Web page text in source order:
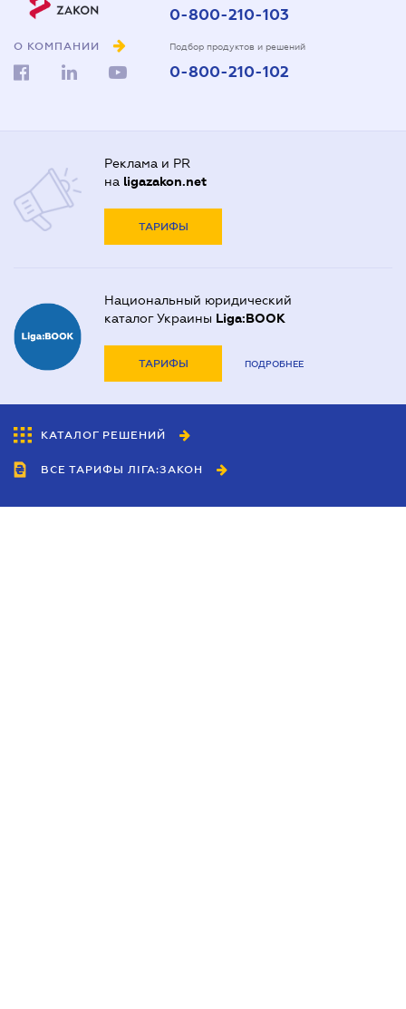
О КОМПАНИИ
0-800-210-103
Подбор продуктов и решений
0-800-210-102
Реклама и PR
на ligazakon.net
ТАРИФЫ
Национальный юридический
каталог Украины Liga:BOOK
ТАРИФЫ ПОДРОБНЕЕ
КАТАЛОГ РЕШЕНИЙ
ВСЕ ТАРИФЫ ЛІГА:ЗАКОН